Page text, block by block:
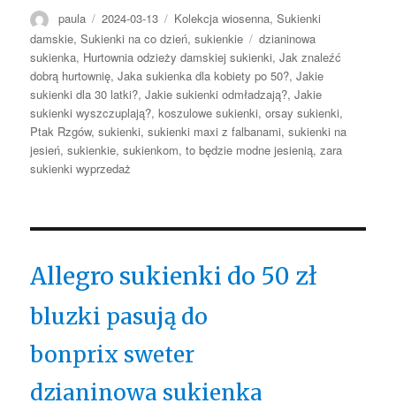
Autor
paula Opublikowano
2024-03-13 Kategorie
Kolekcja wiosenna,Sukienki
damskie,Sukienki na co dzień,sukienkie Tagi
dzianinowa
sukienka, Hurtownia odzieży damskiej sukienki,Jak znaleźć
dobrą hurtownię,Jaka sukienka dla kobiety po 50?,Jakie
sukienki dla 30 latki?,Jakie sukienki odmładzają?,Jakie
sukienki wyszczuplają?,koszulowe sukienki,orsay sukienki,
Ptak Rzgów,sukienki,sukienki maxi z falbanami,sukienki na
jesień,sukienkie,sukienkom,to będzie modne jesienią,zara
sukienki wyprzedaż
Allegro sukienki do 50 zł
bluzki pasują do
bonprix sweter
dzianinowa sukienka